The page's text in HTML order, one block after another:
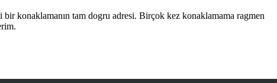
konaklamanın tam dogru adresi. Birçok kez konaklamama ragmen